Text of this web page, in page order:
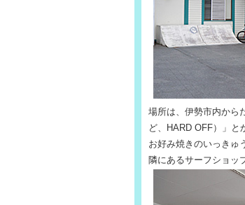
場所は、伊勢市内から
ど、HARD OFF）」と
お好み焼きのいっきゅ
隣にあるサーフショッ